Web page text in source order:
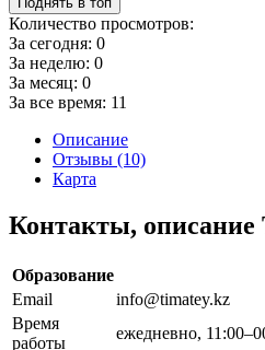
Количество просмотров:
За сегодня: 0
За неделю: 0
За месяц: 0
За все время: 11
Описание
Отзывы (10)
Карта
Контакты, описание
Образование
Email
info@timatey.kz
Время
работы
ежедневно,